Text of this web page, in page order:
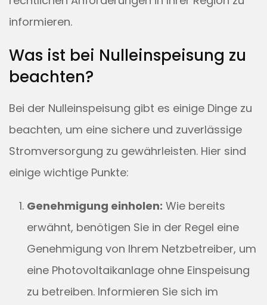
informieren.
Was ist bei Nulleinspeisung zu
beachten?
Bei der Nulleinspeisung gibt es einige Dinge zu
beachten, um eine sichere und zuverlässige
Stromversorgung zu gewährleisten. Hier sind
einige wichtige Punkte:
Genehmigung einholen: Wie bereits
erwähnt, benötigen Sie in der Regel eine
Genehmigung von Ihrem Netzbetreiber, um
eine Photovoltaikanlage ohne Einspeisung
zu betreiben. Informieren Sie sich im